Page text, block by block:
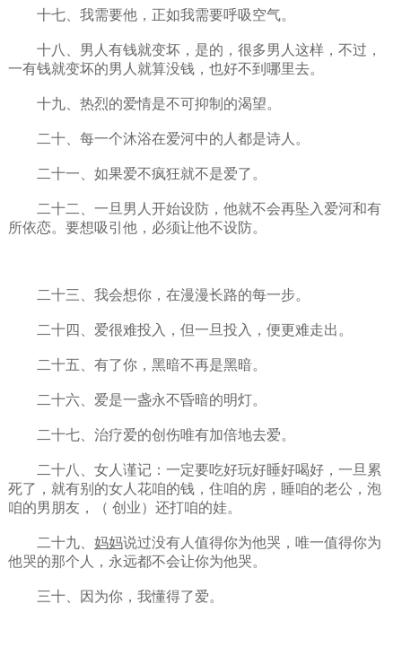
十七、我需要他，正如我需要呼吸空气。
十八、男人有钱就变坏，是的，很多男人这样，不过，
一有钱就变坏的男人就算没钱，也好不到哪里去。
十九、热烈的爱情是不可抑制的渴望。
二十、每一个沐浴在爱河中的人都是诗人。
二十一、如果爱不疯狂就不是爱了。
二十二、一旦男人开始设防，他就不会再坠入爱河和有
所依恋。要想吸引他，必须让他不设防。
二十三、我会想你，在漫漫长路的每一步。
二十四、爱很难投入，但一旦投入，便更难走出。
二十五、有了你，黑暗不再是黑暗。
二十六、爱是一盏永不昏暗的明灯。
二十七、治疗爱的创伤唯有加倍地去爱。
二十八、女人谨记：一定要吃好玩好睡好喝好，一旦累
死了，就有别的女人花咱的钱，住咱的房，睡咱的老公，泡
咱的男朋友，（ 创业）还打咱的娃。
二十九、 妈妈说过没有人值得你为他哭，唯一值得你为
他哭的那个人，永远都不会让你为他哭。
三十、因为你，我懂得了爱。